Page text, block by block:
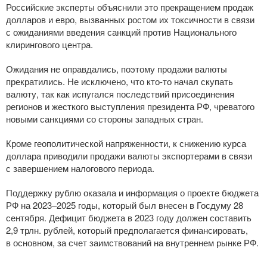
Российские эксперты объяснили это прекращением продаж
долларов и евро, вызванных ростом их токсичности в связи
с ожиданиями введения санкций против Национального
клирингового центра.
Ожидания не оправдались, поэтому продажи валюты
прекратились. Не исключено, что кто-то начал скупать
валюту, так как испугался последствий присоединения
регионов и жесткого выступления президента РФ, чреватого
новыми санкциями со стороны западных стран.
Кроме геополитической напряженности, к снижению курса
доллара приводили продажи валюты экспортерами в связи
с завершением налогового периода.
Поддержку рублю оказала и информация о проекте бюджета
РФ на 2023–2025 годы, который был внесен в Госдуму 28
сентября. Дефицит бюджета в 2023 году должен составить
2,9 трлн. рублей, который предполагается финансировать,
в основном, за счет заимствований на внутреннем рынке РФ.